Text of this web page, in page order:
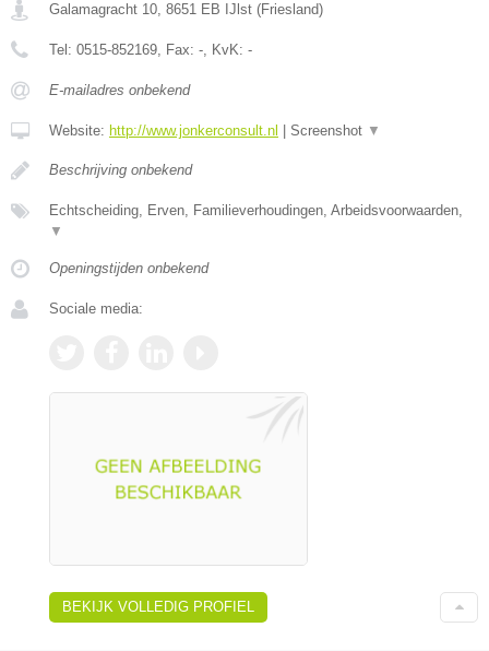
Galamagracht 10, 8651 EB IJlst (Friesland)
Tel: 0515-852169, Fax: -, KvK: -
E-mailadres onbekend
Website: http://www.jonkerconsult.nl Screenshot ▼
Beschrijving onbekend
Echtscheiding, Erven, Familieverhoudingen, Arbeidsvoorwaarden,
▼
Openingstijden onbekend
Sociale media:
BEKIJK VOLLEDIG PROFIEL